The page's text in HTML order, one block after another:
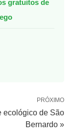
gratuitos de
PRÓXIMO
ecológico de São
Bernardo »